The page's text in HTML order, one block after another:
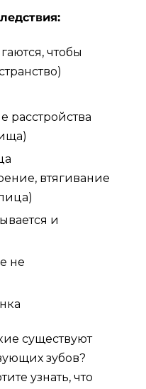
чтобы
втягивание
и
не
существуют
зубов?
узнать, что